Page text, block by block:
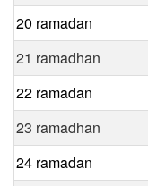
20 ramadan
21 ramadhan
22 ramadan
23 ramadhan
24 ramadan